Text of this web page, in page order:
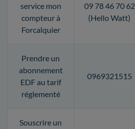
service mon
compteur à
Forcalquier
09 78 46 70 62
(Hello Watt)
Prendre un
abonnement
EDF au tarif
réglementé
0969321515
Souscrire un